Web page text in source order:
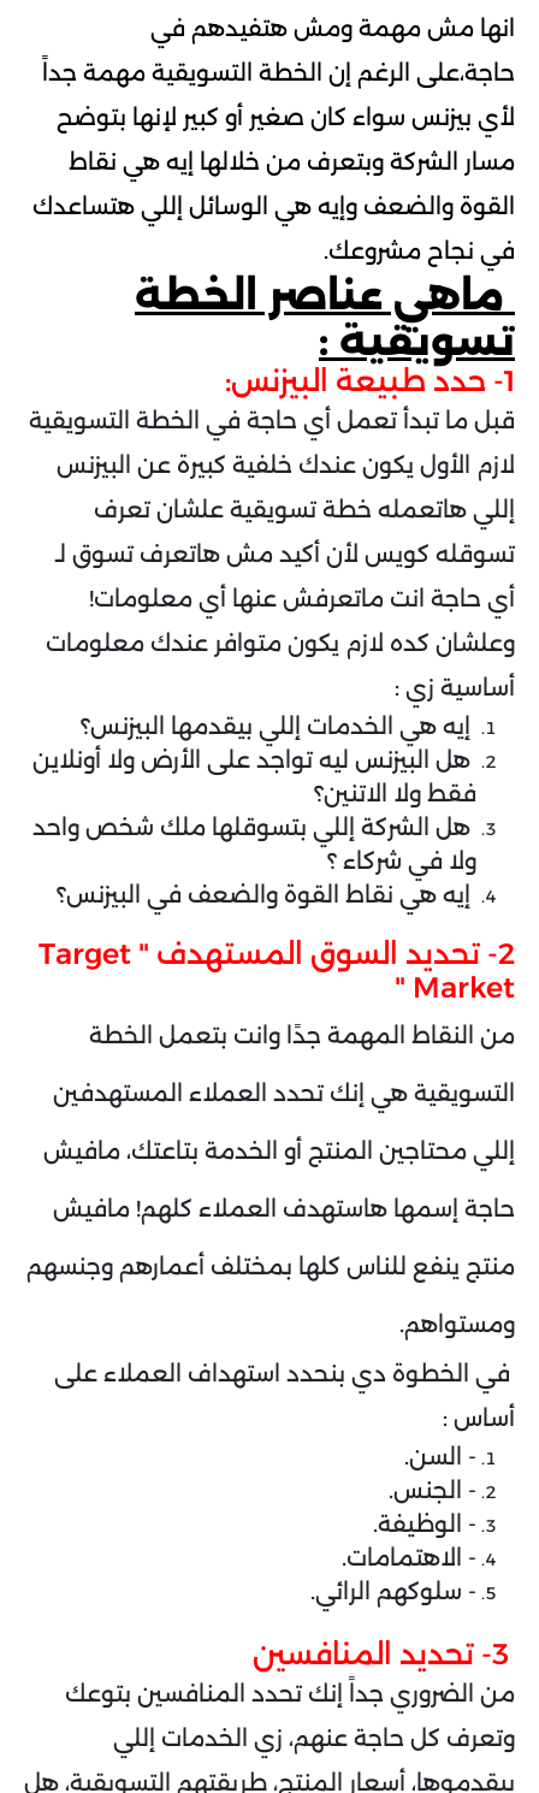
انها مش مهمة ومش هتفيدهم في
حاجة،على الرغم إن الخطة التسويقية مهمة جداً
لأي بيزنس سواء كان صغير أو كبير لإنها بتوضح
مسار الشركة وبتعرف من خلالها إيه هي نقاط
القوة والضعف وإيه هي الوسائل إللي هتساعدك
في نجاح مشروعك.
ماهي عناصر الخطة
تسويقية :
1- حدد طبيعة البيزنس:
قبل ما تبدأ تعمل أي حاجة في الخطة التسويقية
لازم الأول يكون عندك خلفية كبيرة عن البيزنس
إللي هاتعمله خطة تسويقية علشان تعرف
تسوقله كويس لأن أكيد مش هاتعرف تسوق لـ
أي حاجة انت ماتعرفش عنها أي معلومات!
وعلشان كده لازم يكون متوافر عندك معلومات
أساسية زي :
إيه هي الخدمات إللي بيقدمها البيزنس؟
هل البيزنس ليه تواجد على الأرض ولا أونلاين
فقط ولا الاتنين؟
هل الشركة إللي بتسوقلها ملك شخص واحد
ولا في شركاء ؟
إيه هي نقاط القوة والضعف في البيزنس؟
2- تحديد السوق المستهدف " Target
Market "
من النقاط المهمة جدًا وانت بتعمل الخطة
التسويقية هي إنك تحدد العملاء المستهدفين
إللي محتاجين المنتج أو الخدمة بتاعتك، مافيش
حاجة إسمها هاستهدف العملاء كلهم! مافيش
منتج ينفع للناس كلها بمختلف أعمارهم وجنسهم
ومستواهم.
في الخطوة دي بنحدد استهداف العملاء على
أساس :
- السن.
- الجنس.
- الوظيفة.
- الاهتمامات.
- سلوكهم الرائي.
3- تحديد المنافسين
من الضروري جداً إنك تحدد المنافسين بتوعك
وتعرف كل حاجة عنهم، زي الخدمات إللي
بيقدموها، أسعار المنتج، طريقتهم التسويقية، هل